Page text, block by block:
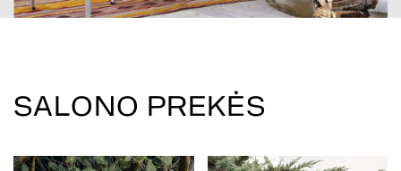
SALONO PREKĖS